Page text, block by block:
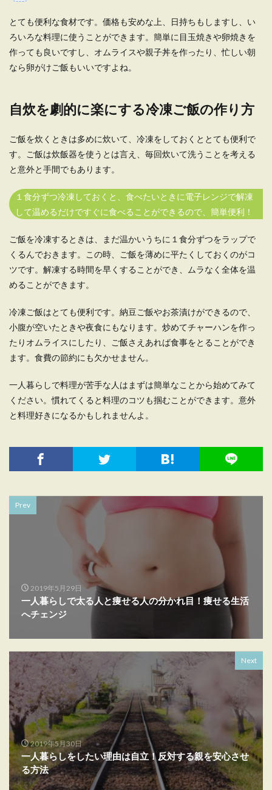
とても便利な食材です。価格も安めな上、日持ちもしますし、い
ろいろな料理に使うことができます。簡単に目玉焼きや卵焼きを
作っても良いですし、オムライスや親子丼を作ったり、忙しい朝
なら卵がけご飯もいいですよね。
自炊を劇的に楽にする冷凍ご飯の作り方
ご飯を炊くときは多めに炊いて、冷凍をしておくととても便利で
す。ご飯は炊飯器を使うとは言え、毎回炊いて洗うことを考える
と意外と手間でもあります。
１食分ずつ冷凍しておくと、食べたいときに電子レンジで解凍
して温めるだけですぐに食べることができるので、簡単便利！
ご飯を冷凍するときは、まだ温かいうちに１食分ずつをラップで
くるんでおきます。この時、ご飯を薄めに平たくしておくのがコ
ツです。解凍する時間を早くすることができ、ムラなく全体を温
めることができます。
冷凍ご飯はとても便利です。納豆ご飯やお茶漬けができるので、
小腹が空いたときや夜食にもなります。炒めてチャーハンを作っ
たりオムライスにしたり、ご飯さえあれば食事をとることができ
ます。食費の節約にも欠かせません。
一人暮らしで料理が苦手な人はまずは簡単なことから始めてみて
ください。慣れてくると料理のコツも掴むことができます。意外
と料理好きになるかもしれませんよ。
Prev
2019年5月29日
一人暮らしで太る人と痩せる人の分かれ目！痩せる生活
へチェンジ
Next
2019年5月30日
一人暮らしをしたい理由は自立！反対する親を安心させ
る方法